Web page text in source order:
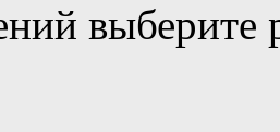
выберите